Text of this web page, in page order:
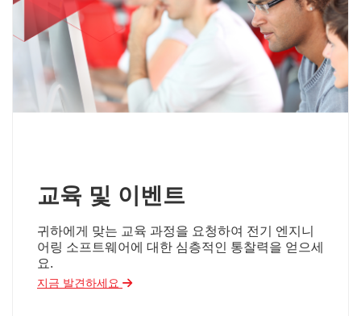
교육 및 이벤트
귀하에게 맞는 교육 과정을 요청하여 전기 엔지니
어링 소프트웨어에 대한 심층적인 통찰력을 얻으세
요.
지금 발견하세요